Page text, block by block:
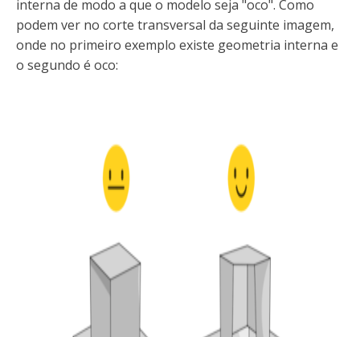
interna de modo a que o modelo seja "oco". Como
podem ver no corte transversal da seguinte imagem,
onde no primeiro exemplo existe geometria interna e
o segundo é oco: